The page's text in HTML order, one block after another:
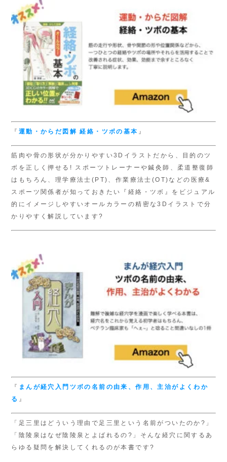
『 運動・からだ図解経絡・ツボの基本 』
筋肉や骨の形状が分かりやすい3Dイラストだから、目的のツ
ボを正しく押せる! スポーツトレーナーや鍼灸師、柔道整復師
はもちろん、理学療法士(PT)、作業療法士(OT)などの医療&
スポーツ関係者が知っておきたい『経絡・ツボ』をビジュアル
的にイメージしやすいオールカラーの精密な3Dイラストで分
かりやすく解説しています?
『 まんが経穴入門 ツボの名前の由来、作用、主治がよくわか
る 』
「足三里はどういう理由で足三里という名前がついたのか?」
「陰陵泉はなぜ陰陵泉とよばれるの?」そんな経穴に関するあ
らゆる疑問を解決してくれるのが本書です?